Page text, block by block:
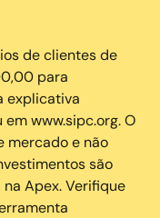
de clientes de
para
explicativa
www.sipc.org. O
mercado e não
são
Apex. Verifique